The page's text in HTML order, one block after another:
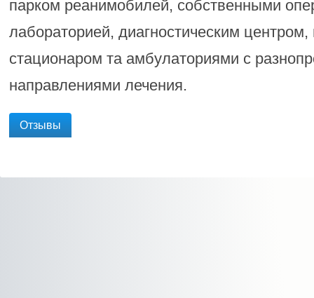
парком реанимобилей, собственными
лабораторией, диагностическим центром,
стационаром та амбулаториями с
направлениями лечения.
Отзывы